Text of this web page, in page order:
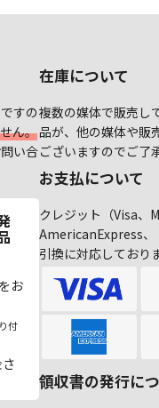
すの
ん。
い合
お
付
在庫について
複数の媒体で販売し
品が、他の媒体や販
ございますのでご了
お支払について
クレジット（Visa、
AmericanExpress、
引換に対応しており
領収書の発行に